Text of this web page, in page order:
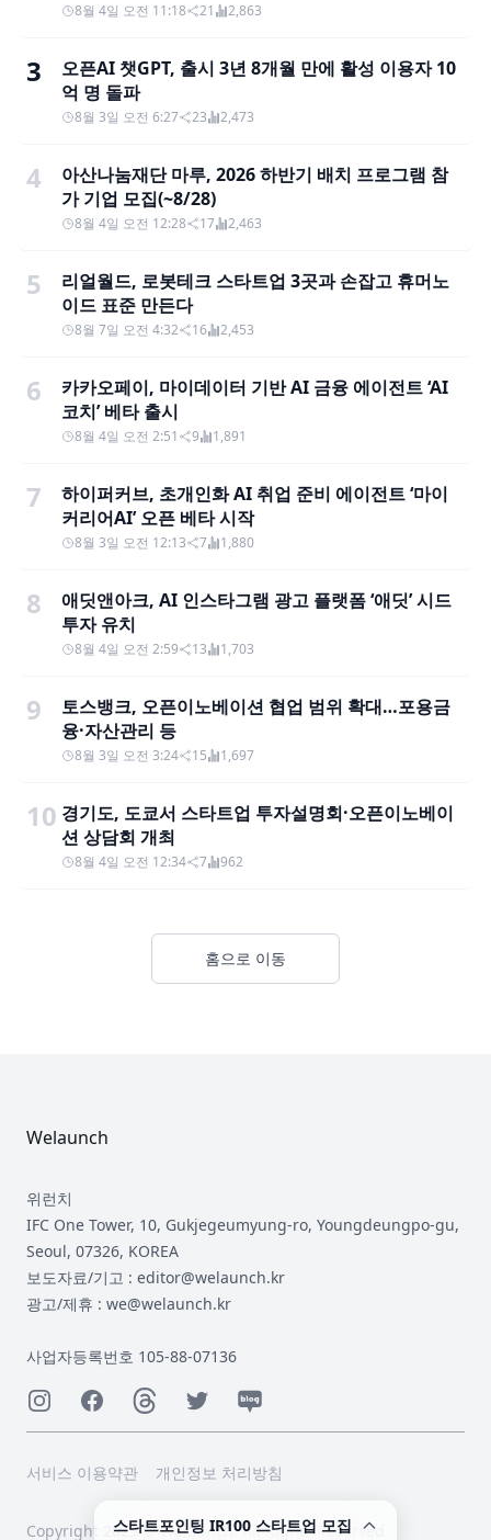
8월 4일 오전 11:18 21 2,863
3
오픈AI 챗GPT, 출시 3년 8개월 만에 활성 이용자 10
억 명 돌파
8월 3일 오전 6:27 23 2,473
4
아산나눔재단 마루, 2026 하반기 배치 프로그램 참
가 기업 모집(~8/28)
8월 4일 오전 12:28 17 2,463
5
리얼월드, 로봇테크 스타트업 3곳과 손잡고 휴머노
이드 표준 만든다
8월 7일 오전 4:32 16 2,453
6
카카오페이, 마이데이터 기반 AI 금융 에이전트 ‘AI
코치’ 베타 출시
8월 4일 오전 2:51 9 1,891
7
하이퍼커브, 초개인화 AI 취업 준비 에이전트 ‘마이
커리어AI’ 오픈 베타 시작
8월 3일 오전 12:13 7 1,880
8
애딧앤아크, AI 인스타그램 광고 플랫폼 ‘애딧’ 시드
투자 유치
8월 4일 오전 2:59 13 1,703
9
토스뱅크, 오픈이노베이션 협업 범위 확대…포용금
융·자산관리 등
8월 3일 오전 3:24 15 1,697
10 경기도, 도쿄서 스타트업 투자설명회·오픈이노베이
션 상담회 개최
8월 4일 오전 12:34 7 962
홈으로 이동
Welaunch
위런치
IFC One Tower, 10, Gukjegeumyung-ro, Youngdeungpo-gu,
Seoul, 07326, KOREA
보도자료/기고 : editor@welaunch.kr
광고/제휴 : we@welaunch.kr
사업자등록번호 105-88-07136
InstagramFacebookThreadsTwitterNaver
서비스 이용약관 개인정보 처리방침
Copyright 2023 © Welaunch. All Rights Reserved
스타트포인팅 IR100 스타트업 모집